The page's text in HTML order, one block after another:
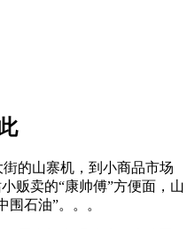
的山寨机，到小商品市场
贩卖的“康帅傅”方便面，山
石油”。。。